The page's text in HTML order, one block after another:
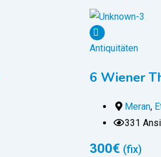
Antiquitäten
6 Wiener
Meran,
331
300€ (fix)